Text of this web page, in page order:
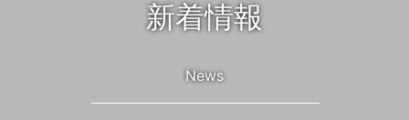
新着情報
News